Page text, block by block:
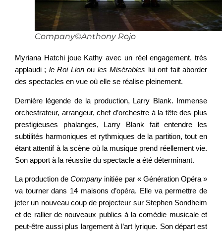
Company©Anthony Rojo
Myriana Hatchi joue Kathy avec un réel engagement, très
applaudi ; le Roi Lionou les Misérables lui ont fait aborder
des spectacles en vue où elle se réalise pleinement.
Dernière légende de la production, Larry Blank. Immense
orchestrateur, arrangeur, chef d’orchestre à la tête des plus
prestigieuses phalanges, Larry Blank fait entendre les
subtilités harmoniques et rythmiques de la partition, tout en
étant attentif à la scène où la musique prend réellement vie.
Son apport à la réussite du spectacle a été déterminant.
La production deCompany initiée par « Génération Opéra »
va tourner dans 14 maisons d’opéra. Elle va permettre de
jeter un nouveau coup de projecteur sur Stephen Sondheim
et de rallier de nouveaux publics à la comédie musicale et
peut-être aussi plus largement à l’art lyrique. Son départ est